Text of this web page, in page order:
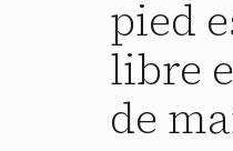
pied
libre
de